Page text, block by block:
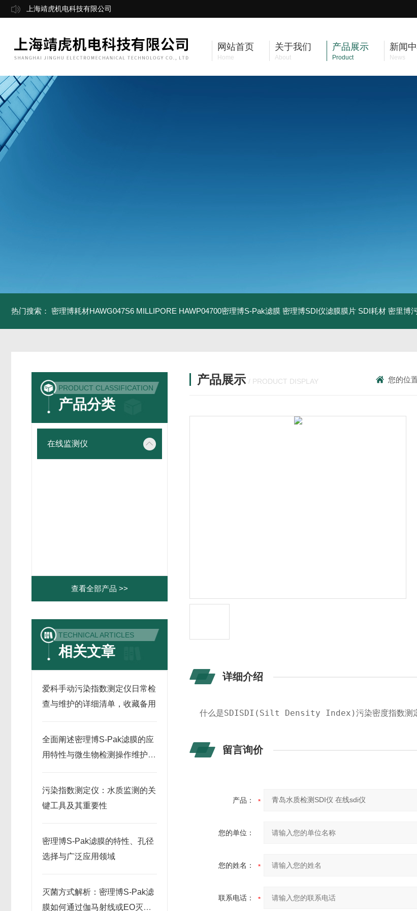
上海靖虎机电科技有限公司
网站首页
Home
关于我们
About
产品展示
Product
新闻
News
热门搜索： 密理博耗材HAWG047S6 MILLIPORE HAWP04700密理博S-Pak滤膜 密理博SDI仪滤膜膜片 SDI耗材 密里博污染指数测定
PRODUCT CLASSIFICATION
产品分类
在线监测仪
查看全部产品 >>
TECHNICAL ARTICLES
相关文章
爱科手动污染指数测定仪日常检
查与维护的详细清单，收藏备用
全面阐述密理博S-Pak滤膜的应
用特性与微生物检测操作维护指
污染指数测定仪：水质监测的关
键工具及其重要性
密理博S-Pak滤膜的特性、孔径
选择与广泛应用领域
灭菌方式解析：密理博S-Pak滤
膜如何通过伽马射线或EO灭菌
产品展示 / PRODUCT DISPLAY 您的位
详细介绍
什么是SDISDI(Silt Density Index)污染密度指数测定仪
留言询价
产品：
您的单位：
您的姓名：
联系电话：